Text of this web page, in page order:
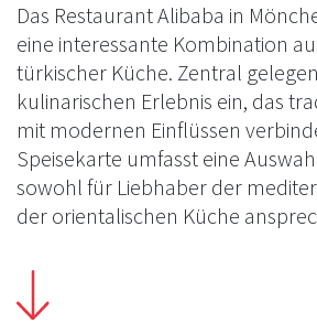
Das Restaurant Alibaba in
eine interessante Kombination
türkischer Küche. Zentral
kulinarischen Erlebnis ein, das
mit modernen Einflüssen
Speisekarte umfasst eine
sowohl für Liebhaber der
der orientalischen Küche